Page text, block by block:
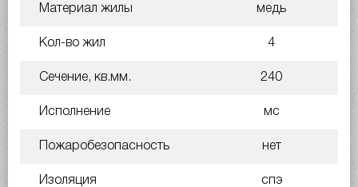
Материал жилы медь
Кол-во жил 4
Сечение, кв.мм. 240
Исполнение мс
Пожаробезопасность нет
Изоляция спэ